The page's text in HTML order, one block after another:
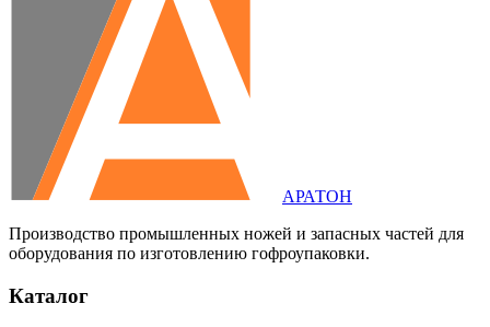
АРАТОН
Производство промышленных ножей и запасных частей для
оборудования по изготовлению гофроупаковки.
Каталог